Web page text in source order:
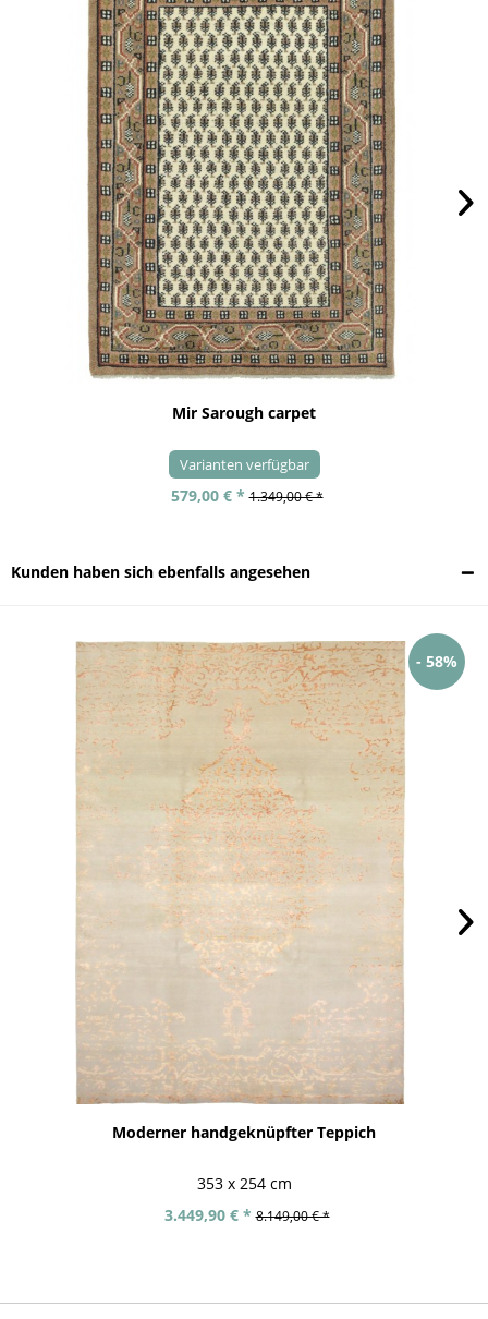
Mir Sarough carpet
Varianten verfügbar
579,00 € * 1.349,00 € *
Kunden haben sich ebenfalls angesehen
- 58%
Moderner handgeknüpfter Teppich
353 x 254 cm
3.449,90 € * 8.149,00 € *